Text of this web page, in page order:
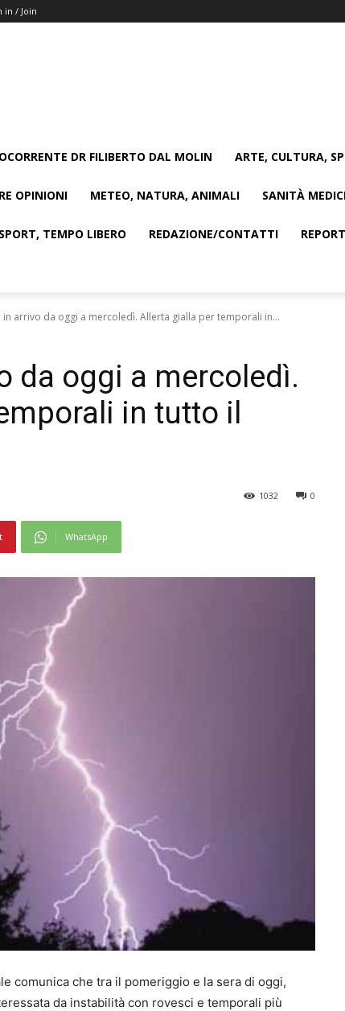
in / Join
DR FILIBERTO DAL MOLIN ARTE, CULTURA,
OPINIONI METEO, NATURA, ANIMALI SANITÀ
SPORT, TEMPO LIBERO REDAZIONE/CONTATTI
in arrivo da oggi a mercoledì. Allerta gialla per temporali in...
da oggi a mercoledì.
in tutto il
0
1032
WhatsApp
comunica che tra il pomeriggio e la sera di oggi,
da instabilità con rovesci e temporali più